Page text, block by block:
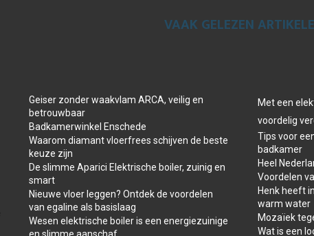
VAAK GELEZEN
Geiser zonder waakvlam ARCA, veilig en
betrouwbaar
Badkamerwinkel Enschede
Waarom diamant vloerfrees schijven de beste
keuze zijn
De slimme Aparici Elektrische boiler, zuinig en
smart
Nieuwe vloer leggen? Ontdek de voordelen
van egaline als basislaag
Wesen elektrische boiler is een energiezuinige
Met een
voordelig
Tips voor
badkamer
Heel
Voordelen
Henk heeft
warm water
Mozaïek
Wat is een